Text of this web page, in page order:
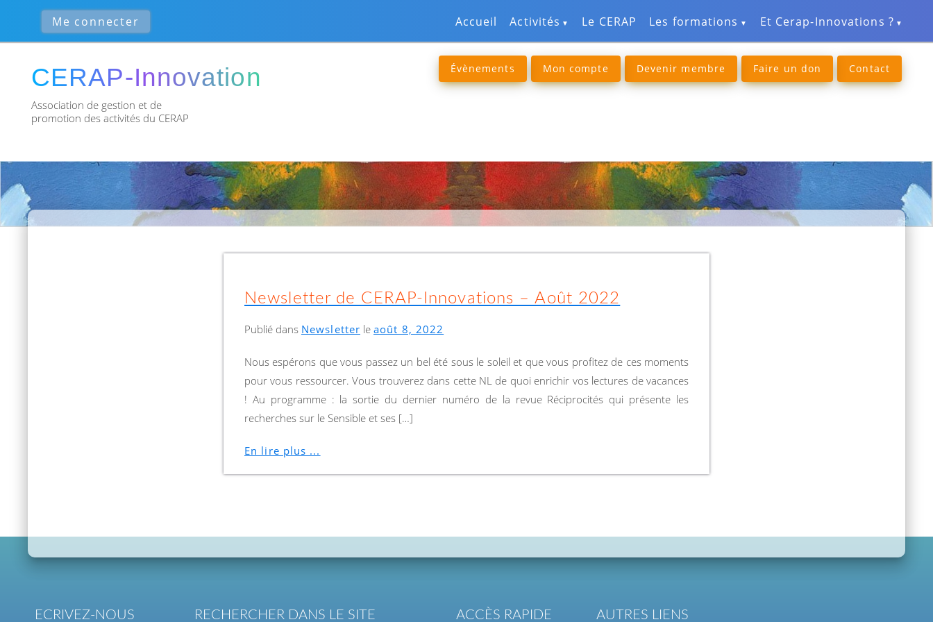
Accueil Activités Le CERAP Les formations Et Cerap-Innovations ?
Association de gestion et de
promotion des activités du CERAP
Contact
Faire un don
Devenir membre
Mon compte
Évènements
Newsletter de CERAP-Innovations – Août 2022
Publié dans Newsletter le août 8, 2022
Nous espérons que vous passez un bel été sous le soleil et que vous profitez de ces moments
pour vous ressourcer. Vous trouverez dans cette NL de quoi enrichir vos lectures de vacances
! Au programme : la sortie du dernier numéro de la revue Réciprocités qui présente les
recherches sur le Sensible et ses […]
En lire plus ...
ECRIVEZ-NOUS RECHERCHER DANS LE SITE ACCÈS RAPIDE AUTRES LIENS